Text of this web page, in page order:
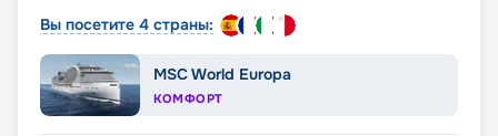
Вы посетите 4 страны:
MSC World Europa
КОМФОРТ